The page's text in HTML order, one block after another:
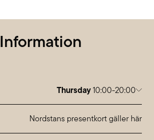
Information
Thursday10:00-20:00
Monday
10:00-20:00
Tuesday
10:00-20:00
Nordstans presentkort gäller här